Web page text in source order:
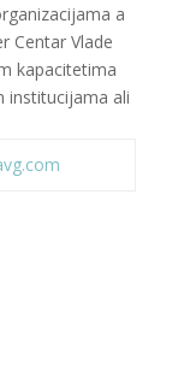
a
Centar Vlade
kapacitetima
institucijama ali